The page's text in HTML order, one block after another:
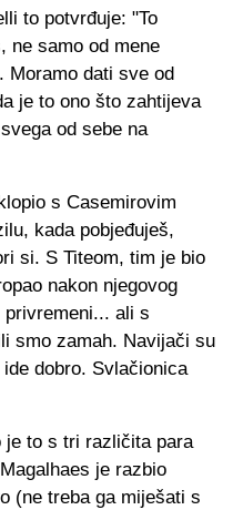
to potvrđuje: "To
ne samo od mene
Moramo dati sve od
je to ono što zahtijeva
od sebe na
s Casemirovim
kada pobjeđuješ,
si. S Titeom, tim je bio
nakon njegovog
ali s
smo zamah. Navijači su
dobro. Svlačionica
je to s tri različita para
je razbio
(ne treba ga miješati s